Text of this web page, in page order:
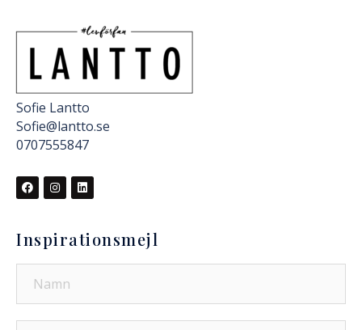
Sofie Lantto
Sofie@lantto.se
0707555847
Inspirationsmejl